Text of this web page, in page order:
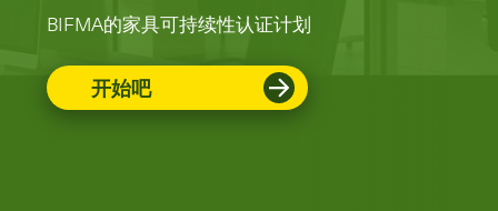
BIFMA的家具可持续性认证计划
开始吧